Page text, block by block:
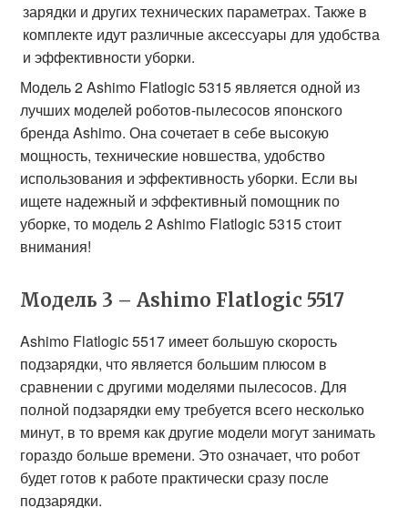
зарядки и других технических параметрах. Также в
комплекте идут различные аксессуары для удобства
и эффективности уборки.
Модель 2 Ashimo Flatlogic 5315 является одной из
лучших моделей роботов-пылесосов японского
бренда Ashimo. Она сочетает в себе высокую
мощность, технические новшества, удобство
использования и эффективность уборки. Если вы
ищете надежный и эффективный помощник по
уборке, то модель 2 Ashimo Flatlogic 5315 стоит
внимания!
Модель 3 – Ashimo Flatlogic 5517
Ashimo Flatlogic 5517 имеет большую скорость
подзарядки, что является большим плюсом в
сравнении с другими моделями пылесосов. Для
полной подзарядки ему требуется всего несколько
минут, в то время как другие модели могут занимать
гораздо больше времени. Это означает, что робот
будет готов к работе практически сразу после
подзарядки.